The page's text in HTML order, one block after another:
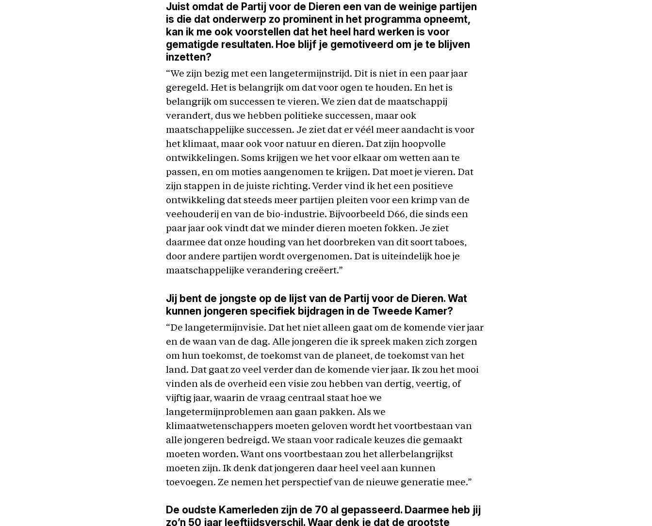
Juist omdat de Partij voor de Dieren een van de weinige partijen
is die dat onderwerp zo prominent in het programma opneemt,
kan ik me ook voorstellen dat het heel hard werken is voor
gematigde resultaten. Hoe blijf je gemotiveerd om je te blijven
inzetten?
“We zijn bezig met een langetermijnstrijd. Dit is niet in een paar jaar
geregeld. Het is belangrijk om dat voor ogen te houden. En het is
belangrijk om successen te vieren. We zien dat de maatschappij
verandert, dus we hebben politieke successen, maar ook
maatschappelijke successen. Je ziet dat er véél meer aandacht is voor
het klimaat, maar ook voor natuur en dieren. Dat zijn hoopvolle
ontwikkelingen. Soms krijgen we het voor elkaar om wetten aan te
passen, en om moties aangenomen te krijgen. Dat moet je vieren. Dat
zijn stappen in de juiste richting. Verder vind ik het een positieve
ontwikkeling dat steeds meer partijen pleiten voor een krimp van de
veehouderij en van de bio-industrie. Bijvoorbeeld D66, die sinds een
paar jaar ook vindt dat we minder dieren moeten fokken. Je ziet
daarmee dat onze houding van het doorbreken van dit soort taboes,
door andere partijen wordt overgenomen. Dat is uiteindelijk hoe je
maatschappelijke verandering creëert.”
Jij bent de jongste op de lijst van de Partij voor de Dieren. Wat
kunnen jongeren specifiek bijdragen in de Tweede Kamer?
“De langetermijnvisie. Dat het niet alleen gaat om de komende vier jaar
en de waan van de dag. Alle jongeren die ik spreek maken zich zorgen
om hun toekomst, de toekomst van de planeet, de toekomst van het
land. Dat gaat zo veel verder dan de komende vier jaar. Ik zou het mooi
vinden als de overheid een visie zou hebben van dertig, veertig, of
vijftig jaar, waarin de vraag centraal staat hoe we
langetermijnproblemen aan gaan pakken. Als we
klimaatwetenschappers moeten geloven wordt het voortbestaan van
alle jongeren bedreigd. We staan voor radicale keuzes die gemaakt
moeten worden. Want ons voortbestaan zou het allerbelangrijkst
moeten zijn. Ik denk dat jongeren daar heel veel aan kunnen
toevoegen. Ze nemen het perspectief van de nieuwe generatie mee.”
De oudste Kamerleden zijn de 70 al gepasseerd. Daarmee heb jij
zo’n 50 jaar leeftijdsverschil. Waar denk je dat de grootste